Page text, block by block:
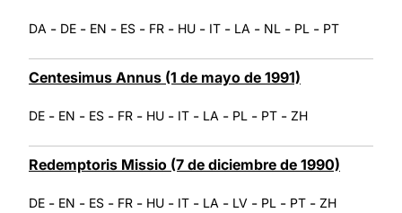
DA - DE - EN - ES - FR - HU - IT - LA - NL - PL - PT
Centesimus Annus (1 de mayo de 1991)
DE - EN - ES - FR - HU - IT - LA - PL - PT - ZH
Redemptoris Missio (7 de diciembre de 1990)
DE - EN - ES - FR - HU - IT - LA - LV - PL - PT - ZH